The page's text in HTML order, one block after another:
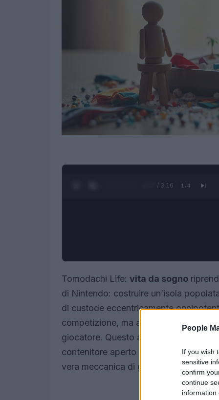
People
If you wish
sensitive
confirm
continue
information
0:27 / 3:16 1 /4
Tomodachi Life: vita da sogno
di Nintendo: costruire un’isola
di custode eccentricamente
competizione, ma a generare
giocatore. Questo approccio lo
contenitore aperto dove l’umorismo
vera meccanica di gioco.